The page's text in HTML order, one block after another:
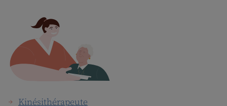
Kinésithérapeute